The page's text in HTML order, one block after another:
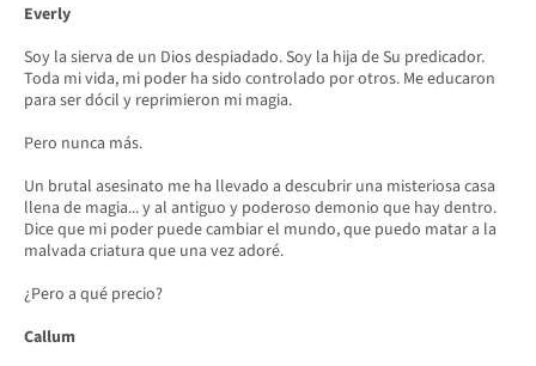
Everly
Soy la sierva de un Dios despiadado. Soy la hija de Su predicador.
Toda mi vida, mi poder ha sido controlado por otros. Me educaron
para ser dócil y reprimieron mi magia.
Pero nunca más.
Un brutal asesinato me ha llevado a descubrir una misteriosa casa
llena de magia... y al antiguo y poderoso demonio que hay dentro.
Dice que mi poder puede cambiar el mundo, que puedo matar a la
malvada criatura que una vez adoré.
¿Pero a qué precio?
Callum